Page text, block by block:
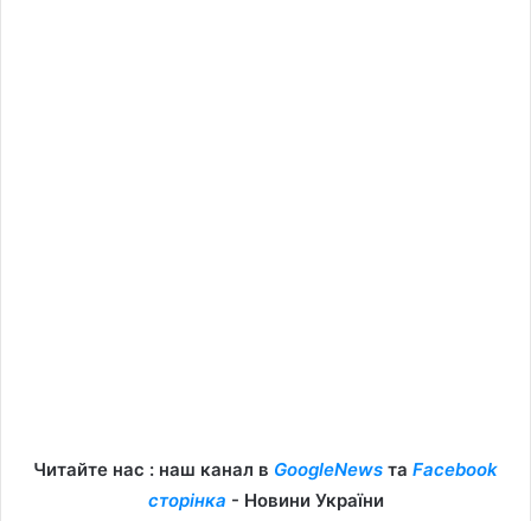
Читайте нас : наш канал в GoogleNews та Facebook
сторінка - Новини України